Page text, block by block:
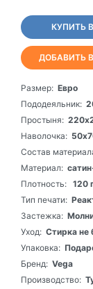
КУПИТЬ
ДОБАВИТЬ
Размер: Евро
Пододеяльник:
Простыня:
Наволочка:
Состав
Материал:
Плотность: 120
Тип печати:
Застежка:
Уход: Стирка не
Упаковка:
Бренд: Vega
Производство: